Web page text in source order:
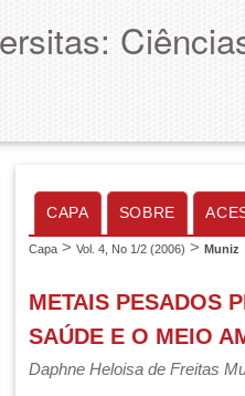
CAPA SOBRE
Capa > Vol. 4, No 1/2 (2006) > Muniz
METAIS PESADOS
SAÚDE E O MEIO
Daphne Heloisa de Freitas